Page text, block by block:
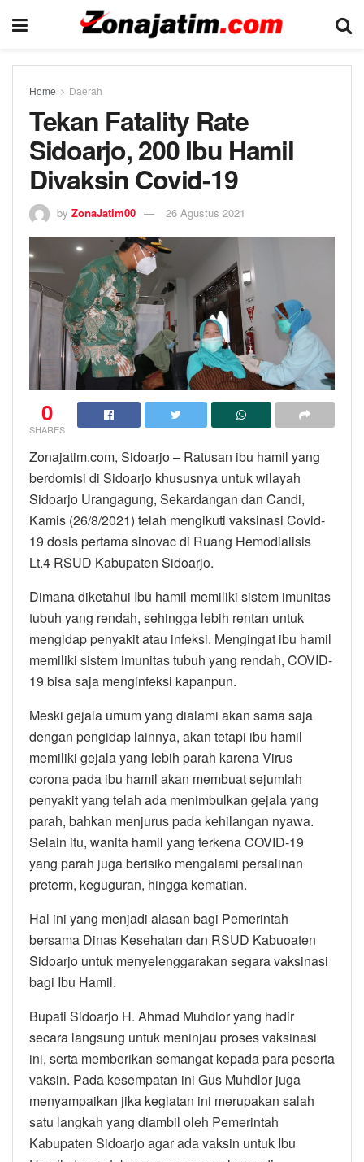
Home Daerah
Tekan Fatality Rate
Sidoarjo, 200 Ibu Hamil
Divaksin Covid-19
by ZonaJatim00 26 Agustus 2021
0
SHARES
Zonajatim.com, Sidoarjo – Ratusan ibu hamil yang
berdomisi di Sidoarjo khususnya untuk wilayah
Sidoarjo Urangagung, Sekardangan dan Candi,
Kamis (26/8/2021) telah mengikuti vaksinasi Covid-
19 dosis pertama sinovac di Ruang Hemodialisis
Lt.4 RSUD Kabupaten Sidoarjo.
Dimana diketahui Ibu hamil memiliki sistem imunitas
tubuh yang rendah, sehingga lebih rentan untuk
mengidap penyakit atau infeksi. Mengingat ibu hamil
memiliki sistem imunitas tubuh yang rendah, COVID-
19 bisa saja menginfeksi kapanpun.
Meski gejala umum yang dialami akan sama saja
dengan pengidap lainnya, akan tetapi ibu hamil
memiliki gejala yang lebih parah karena Virus
corona pada ibu hamil akan membuat sejumlah
penyakit yang telah ada menimbulkan gejala yang
parah, bahkan menjurus pada kehilangan nyawa.
Selain itu, wanita hamil yang terkena COVID-19
yang parah juga berisiko mengalami persalinan
preterm, keguguran, hingga kematian.
Hal ini yang menjadi alasan bagi Pemerintah
bersama Dinas Kesehatan dan RSUD Kabuoaten
Sidoarjo untuk menyelenggarakan segara vaksinasi
bagi Ibu Hamil.
Bupati Sidoarjo H. Ahmad Muhdlor yang hadir
secara langsung untuk meninjau proses vaksinasi
ini, serta memberikan semangat kepada para peserta
vaksin. Pada kesempatan ini Gus Muhdlor juga
menyampaikan jika kegiatan ini merupakan salah
satu langkah yang diambil oleh Pemerintah
Kabupaten Sidoarjo agar ada vaksin untuk Ibu